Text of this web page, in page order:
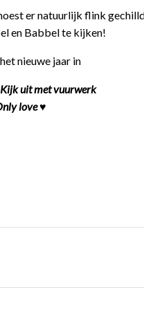
er natuurlijk flink
en Babbel te kijken!
uit met vuurwerk
love ♥